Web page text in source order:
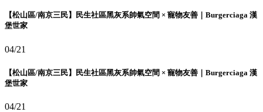
【松山區/南京三民】民生社區黑灰系帥氣空間 × 寵物友善｜Burgerciaga 漢
堡世家
04/21
【松山區/南京三民】民生社區黑灰系帥氣空間 × 寵物友善｜Burgerciaga 漢
堡世家
04/21